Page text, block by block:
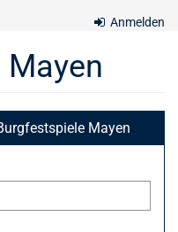
Anmelden
Mayen